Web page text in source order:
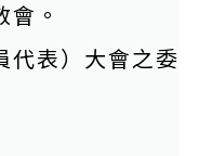
。
代表）大會之委